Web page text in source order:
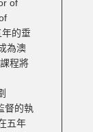
of
的垂
為澳
程將
督的執
五年